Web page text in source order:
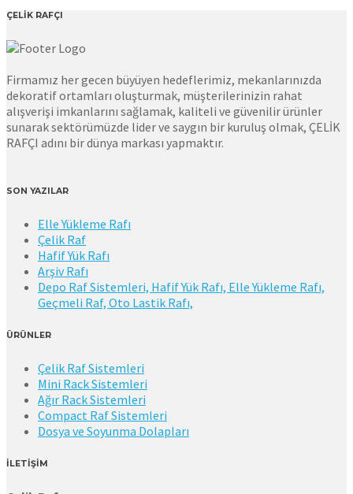
ÇELİK RAFÇI
Firmamız her gecen büyüyen hedeflerimiz, mekanlarınızda
dekoratif ortamları oluşturmak, müşterilerinizin rahat
alışverişi imkanlarını sağlamak, kaliteli ve güvenilir ürünler
sunarak sektörümüzde lider ve saygın bir kuruluş olmak, ÇELİK
RAFÇI adını bir dünya markası yapmaktır.
SON YAZILAR
Elle Yükleme Rafı
Çelik Raf
Hafif Yük Rafı
Arşiv Rafı
Depo Raf Sistemleri, Hafif Yük Rafı, Elle Yükleme Rafı,
Geçmeli Raf, Oto Lastik Rafı,
ÜRÜNLER
Çelik Raf Sistemleri
Mini Rack Sistemleri
Ağır Rack Sistemleri
Compact Raf Sistemleri
Dosya ve Soyunma Dolapları
İLETİŞİM